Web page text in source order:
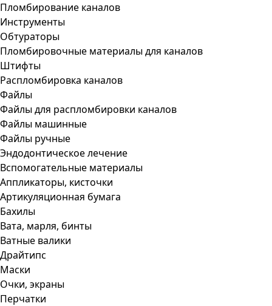
Пломбирование каналов
Инструменты
Обтураторы
Пломбировочные материалы для каналов
Штифты
Распломбировка каналов
Файлы
Файлы для распломбировки каналов
Файлы машинные
Файлы ручные
Эндодонтическое лечение
Вспомогательные материалы
Аппликаторы, кисточки
Артикуляционная бумага
Бахилы
Вата, марля, бинты
Ватные валики
Драйтипс
Маски
Очки, экраны
Перчатки